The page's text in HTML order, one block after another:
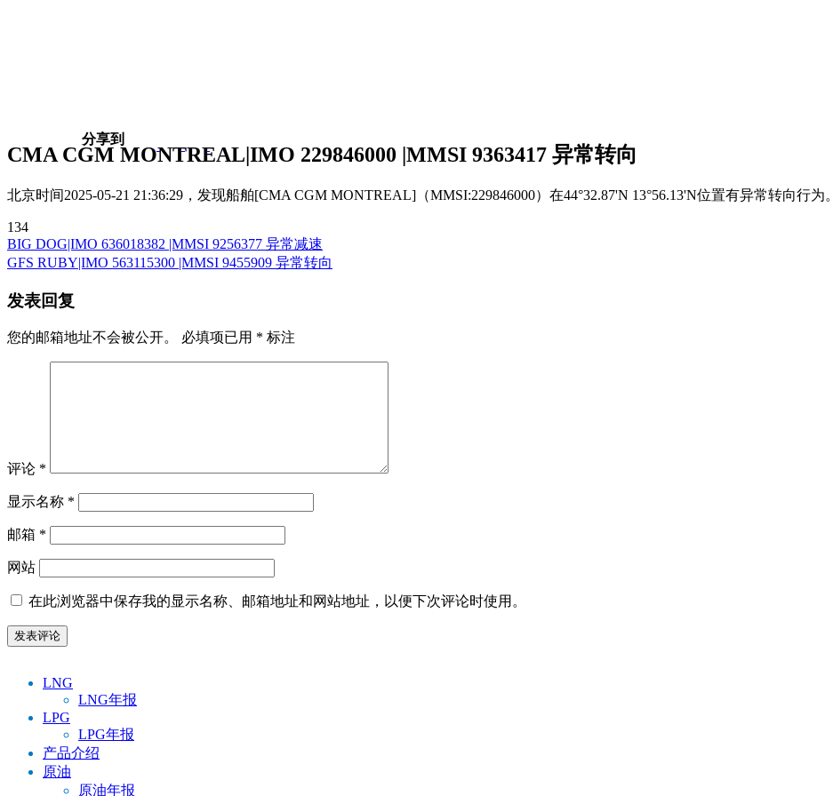
分享到
跳
转
到
内
容
CMA CGM MONTREAL|IMO 229846000 |MMSI 9363417 异常转向
北京时间2025-05-21 21:36:29，发现船舶[CMA CGM MONTREAL]（MMSI:229846000）在44°32.87'N 13°56.13'N位置有异常转向行为。
134
文
章
导
航
BIG DOG|IMO 636018382 |MMSI 9256377 异常减速
GFS RUBY|IMO 563115300 |MMSI 9455909 异常转向
发表回复
您的邮箱地址不会被公开。 必填项已用 * 标注
评论 *
显示名称 *
邮箱 *
网站
在此浏览器中保存我的显示名称、邮箱地址和网站地址，以便下次评论时使用。
LNG
LNG年报
LPG
LPG年报
产品介绍
原油
原油年报